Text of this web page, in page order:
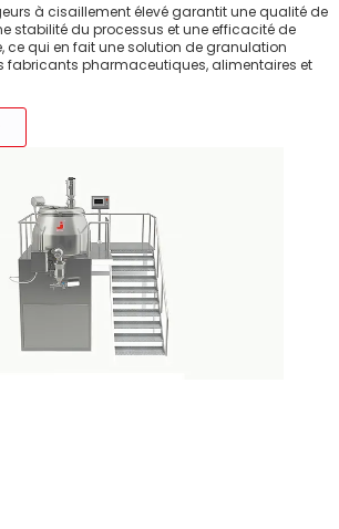
à cisaillement élevé garantit une qualité de
stabilité du processus et une efficacité de
ce qui en fait une solution de granulation
fabricants pharmaceutiques, alimentaires et